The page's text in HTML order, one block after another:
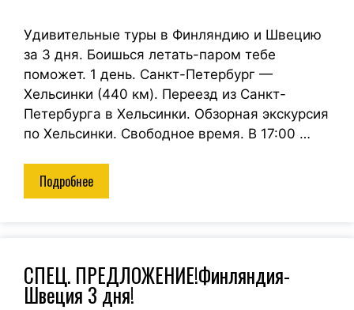
Удивительные туры в Финляндию и Швецию
за 3 дня. Боишься летать-паром тебе
поможет. 1 день. Санкт-Петербург —
Хельсинки (440 км). Переезд из Санкт-
Петербурга в Хельсинки. Обзорная экскурсия
по Хельсинки. Свободное время. В 17:00 …
Подробнее
СПЕЦ. ПРЕДЛОЖЕНИЕ!Финляндия-
Швеция 3 дня!